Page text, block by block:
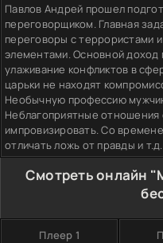
Павлов Андрей прошел
переговорщиком. Главная
переговоры с террористами
элементами. Основной доход
улаживание конфликтов в
царьки не находят
Необычную профессию
Неблагоприятные
импровизировать. Со
отличать ложь от правды и т.д.
Смотреть онлайн
Плеер 1